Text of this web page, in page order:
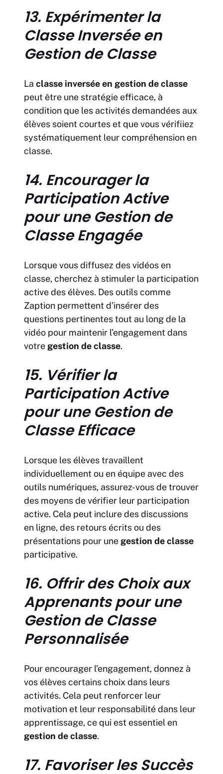
13. Expérimenter la
Classe Inversée en
Gestion de Classe
La classe inversée en gestion de classe
peut être une stratégie efficace, à
condition que les activités demandées aux
élèves soient courtes et que vous vérifiiez
systématiquement leur compréhension en
classe.
14. Encourager la
Participation Active
pour une Gestion de
Classe Engagée
Lorsque vous diffusez des vidéos en
classe, cherchez à stimuler la participation
active des élèves. Des outils comme
Zaption permettent d’insérer des
questions pertinentes tout au long de la
vidéo pour maintenir l’engagement dans
votre gestion de classe.
15. Vérifier la
Participation Active
pour une Gestion de
Classe Efficace
Lorsque les élèves travaillent
individuellement ou en équipe avec des
outils numériques, assurez-vous de trouver
des moyens de vérifier leur participation
active. Cela peut inclure des discussions
en ligne, des retours écrits ou des
présentations pour une gestion de classe
participative.
16. Offrir des Choix aux
Apprenants pour une
Gestion de Classe
Personnalisée
Pour encourager l’engagement, donnez à
vos élèves certains choix dans leurs
activités. Cela peut renforcer leur
motivation et leur responsabilité dans leur
apprentissage, ce qui est essentiel en
gestion de classe.
17. Favoriser les Succès